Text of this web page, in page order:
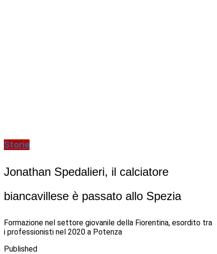
Storie
Jonathan Spedalieri, il calciatore
biancavillese è passato allo Spezia
Formazione nel settore giovanile della Fiorentina, esordito tra
i professionisti nel 2020 a Potenza
Published